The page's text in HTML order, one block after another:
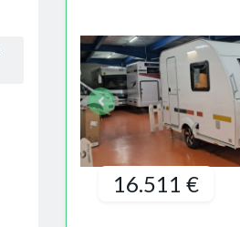
16.511 €